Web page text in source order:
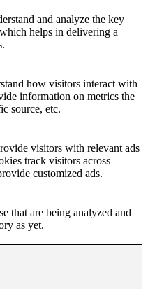
and analyze the key
helps in delivering a
how visitors interact with
information on metrics the
source, etc.
visitors with relevant ads
track visitors across
customized ads.
that are being analyzed and
as yet.